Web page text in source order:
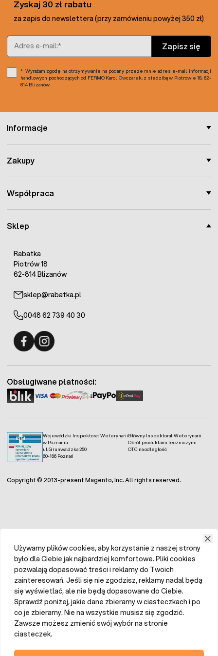
Sklep
Rabatka
Piotrów 18
62-814 Blizanów
sklep@rabatka.pl
0048 62 739 40 30
Informacje
Zakupy
Współpraca
Zyskaj 30 zł rabatu
za zapis do newslettera (przy zamówieniu powyżej 350 zł)
Adres e-mail
Zapisz się
Wyrażam zgodę na otrzymywanie na podany przeze mnie adres e-mail informacji
handlowych pochodzących od FERMO Karol Owczarek, z siedzibą w Piotrowie 18, 62-
814 Blizanów.
Wojewódzki Inspektorat Weterynarii
w Poznaniu
ul. Grunwaldzka 250
60-166 Poznań
Główny Inspektorat Weterynarii
Obrót produktami leczniczymi
OTC na odległość
Obsługiwane płatności:
Copyright © 2013-present Magento, Inc. All rights reserved.
Używamy plików cookies, aby korzystanie z naszej strony
było dla Ciebie jak najbardziej komfortowe. Pliki cookies
pozwalają dopasować treści i reklamy do Twoich
zainteresowań. Jeśli się nie zgodzisz, reklamy nadal będą
się wyświetlać, ale nie będą dopasowane do Ciebie.
Sprawdź poniżej, jakie dane zbieramy w ciasteczkach i po
co je zbieramy. Nie na wszystkie musisz się zgodzić.
Zawsze możesz zmienić swój wybór na stronie
ciasteczek.